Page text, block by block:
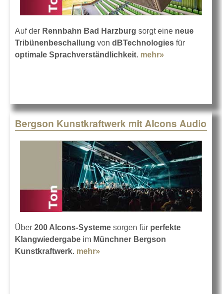
Auf der Rennbahn Bad Harzburg sorgt eine neue
Tribünenbeschallung von dBTechnologies für
optimale Sprachverständlichkeit. mehr»
Bergson Kunstkraftwerk mit Alcons Audio
Über 200 Alcons-Systeme sorgen für perfekte
Klangwiedergabe im Münchner Bergson
Kunstkraftwerk. mehr»